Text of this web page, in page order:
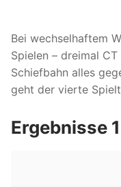
Bei wechselhaftem
Spielen – dreimal
Schiefbahn alles
geht der vierte
Ergebnisse